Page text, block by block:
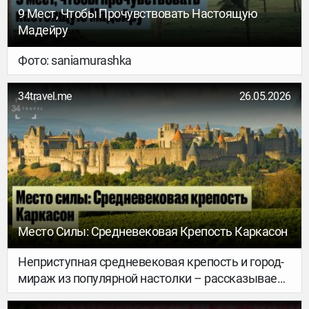
остров в Карелии за торговлю иконами и рыбой,
другие рады увезти из монашеской обители
кусочек материального. Валаам посещают 200
тысяч человек в год.
9 Мест, Чтобы Прочувствовать Настоящую
Мадейру
Фото: saniamurashka
34travel.me 26.05.2026
Место Силы: Средневековая Крепость Каркасон
Неприступная средневековая крепость и город-
мираж из популярной настолки – рассказываем,
почему удивительный Каркасон стоит включить